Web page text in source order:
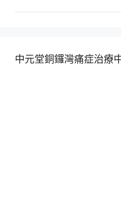
中元堂銅鑼灣痛症治療